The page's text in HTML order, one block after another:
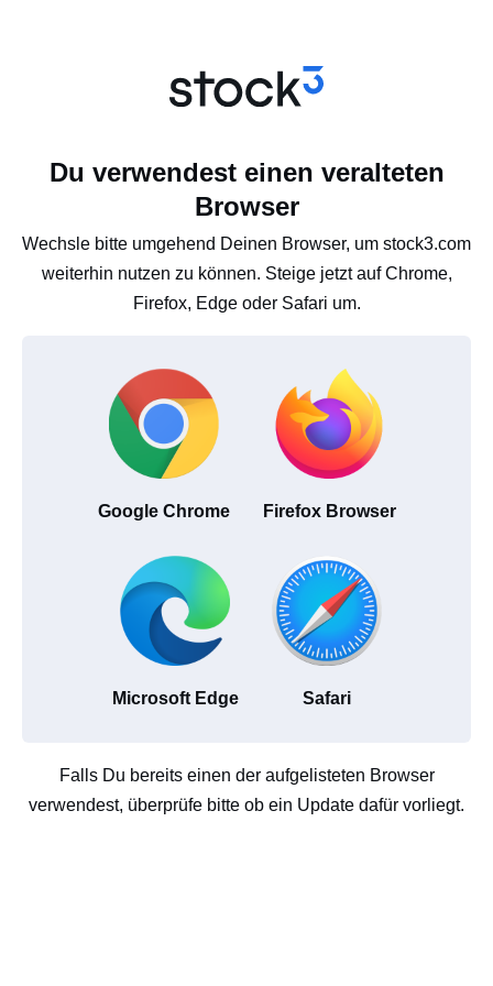
Du verwendest einen veralteten
Browser
Wechsle bitte umgehend Deinen Browser, um stock3.com
weiterhin nutzen zu können. Steige jetzt auf Chrome,
Firefox, Edge oder Safari um.
Google Chrome Firefox Browser
Microsoft Edge Safari
Falls Du bereits einen der aufgelisteten Browser
verwendest, überprüfe bitte ob ein Update dafür vorliegt.